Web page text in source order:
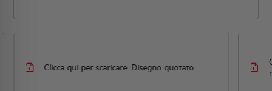
Clicca qui per scaricare: Disegno quotato